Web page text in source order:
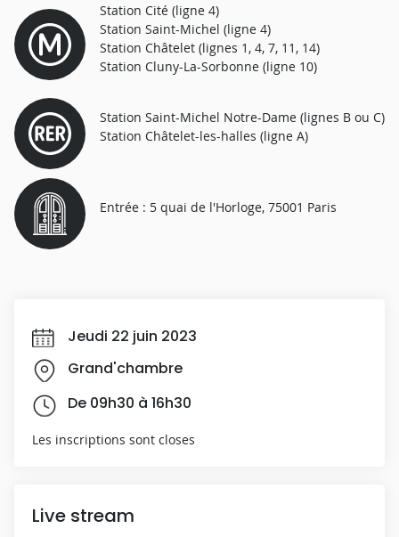
Station Cité (ligne 4)
Station Saint-Michel (ligne 4)
Station Châtelet (lignes 1, 4, 7, 11, 14)
Station Cluny-La-Sorbonne (ligne 10)
Station Saint-Michel Notre-Dame (lignes B ou C)
Station Châtelet-les-halles (ligne A)
Entrée : 5 quai de l'Horloge, 75001 Paris
Jeudi 22 juin 2023
Grand'chambre
De 09h30 à 16h30
Les inscriptions sont closes
Live stream